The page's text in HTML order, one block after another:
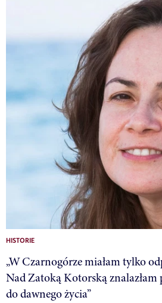
HISTORIE
„W Czarnogórze miałam tylko
Nad Zatoką Kotorską znalazłam
do dawnego życia”